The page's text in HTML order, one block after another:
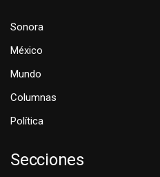
Sonora
México
Mundo
Columnas
Política
Secciones